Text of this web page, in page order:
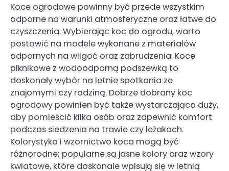
Koce ogrodowe powinny być przede wszystkim
odporne na warunki atmosferyczne oraz łatwe do
czyszczenia. Wybierając koc do ogrodu, warto
postawić na modele wykonane z materiałów
odpornych na wilgoć oraz zabrudzenia. Koce
piknikowe z wodoodporną podszewką to
doskonały wybór na letnie spotkania ze
znajomymi czy rodziną. Dobrze dobrany koc
ogrodowy powinien być także wystarczająco duży,
aby pomieścić kilka osób oraz zapewnić komfort
podczas siedzenia na trawie czy leżakach.
Kolorystyka i wzornictwo koca mogą być
różnorodne; popularne są jasne kolory oraz wzory
kwiatowe, które doskonale wpisują się w letnią